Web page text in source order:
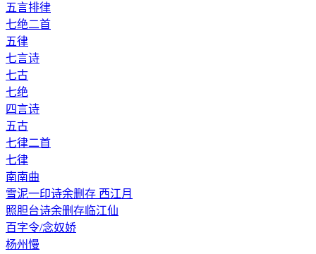
五言排律
七绝二首
五律
七言诗
七古
七绝
四言诗
五古
七律二首
七律
南南曲
雪泥一印诗余删存 西江月
照胆台诗余删存临江仙
百字令/念奴娇
杨州慢